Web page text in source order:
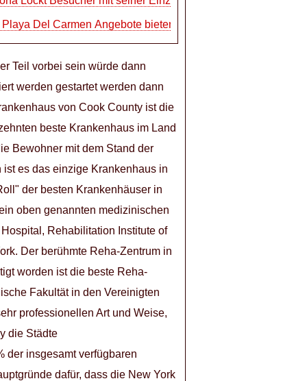
Playa Del Carmen Angebote bieten
Teil vorbei sein würde dann
werden gestartet werden dann
von Cook County ist die
beste Krankenhaus im Land
Bewohner mit dem Stand der
es das einzige Krankenhaus in
der besten Krankenhäuser in
oben genannten medizinischen
Rehabilitation Institute of
Der berühmte Reha-Zentrum in
worden ist die beste Reha-
Fakultät in den Vereinigten
professionellen Art und Weise,
die Städte
der insgesamt verfügbaren
dafür, dass die New York